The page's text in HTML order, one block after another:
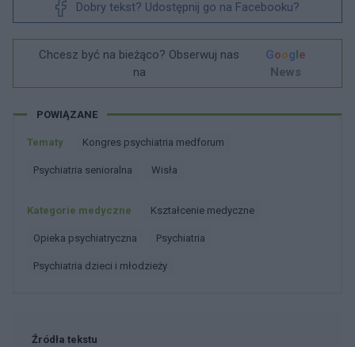
Dobry tekst? Udostępnij go na Facebooku?
Chcesz być na bieżąco? Obserwuj nas
na
Google
News
POWIĄZANE
Tematy Kongres psychiatria medforum
Psychiatria senioralna Wisła
Kategorie medyczne Kształcenie medyczne
Opieka psychiatryczna Psychiatria
Psychiatria dzieci i młodzieży
Źródła tekstu